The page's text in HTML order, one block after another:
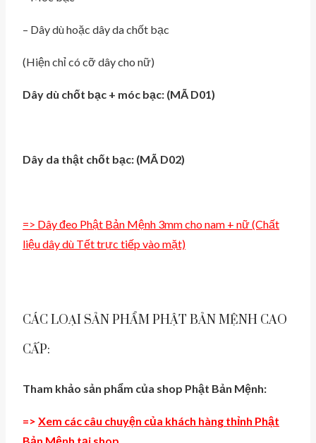
– Dây dù hoặc dây da chốt bạc
(Hiện chỉ có cỡ dây cho nữ)
Dây dù chốt bạc + móc bạc: (MÃ D01)
Dây da thật chốt bạc: (MÃ D02)
=> Dây đeo Phật Bản Mệnh 3mm cho nam + nữ (Chất
liệu dây dù Tết trực tiếp vào mặt)
CÁC LOẠI SẢN PHẨM PHẬT BẢN MỆNH CAO
CẤP:
Tham khảo sản phẩm của shop Phật Bản Mệnh:
=> Xem các câu chuyện của khách hàng thỉnh Phật